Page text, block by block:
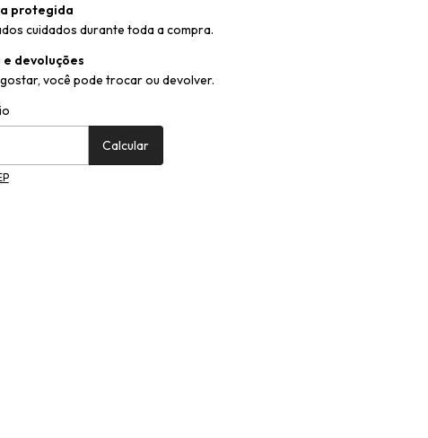
protegida
cuidados durante toda a compra.
e devoluções
você pode trocar ou devolver.
Calcular